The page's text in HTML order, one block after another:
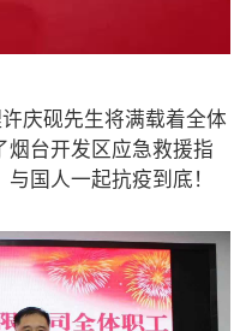
庆砚先生将满载着全体
烟台开发区应急救援指
国人一起抗疫到底！